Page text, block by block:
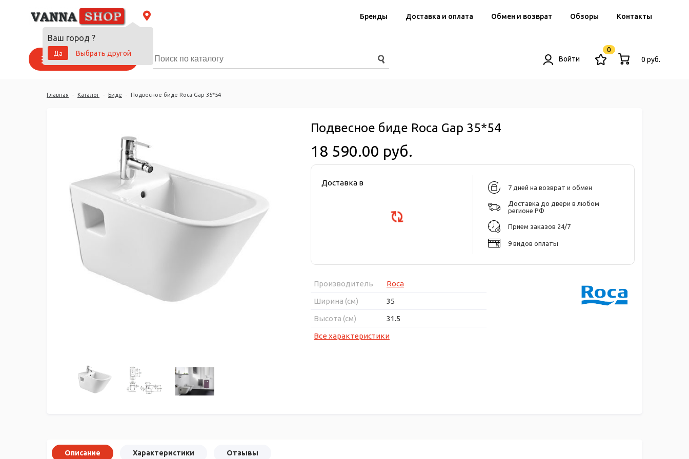
Ваш город ?
Да
Выбрать другой
Бренды Доставка и оплата Обмен и возврат Обзоры Контакты
Каталог товаров Войти
0
0 руб.
Главная - Каталог - Биде - Подвесное биде Roca Gap 35*54
Подвесное биде Roca Gap 35*54
18 590.00 руб.
Доставка в
7 дней на возврат и обмен
Доставка до двери в любом
регионе РФ
Прием заказов 24/7
9 видов оплаты
Производитель
Roca
Ширина (см)
35
Высота (см)
31.5
Все характеристики
Описание Характеристики Отзывы